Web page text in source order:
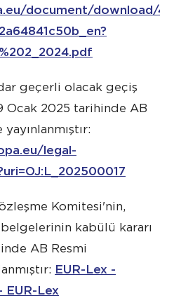
document/download/
geçerli olacak geçiş
Ocak 2025 tarihinde AB
legal-
Komitesi'nin,
kabülü kararı
AB Resmi
EUR-Lex -
EUR-Lex